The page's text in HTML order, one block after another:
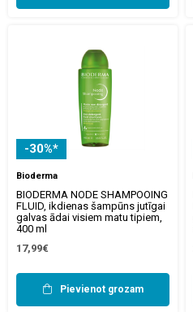
-30%*
Bioderma
BIODERMA NODE SHAMPOOING
FLUID, ikdienas šampūns jutīgai
galvas ādai visiem matu tipiem,
400 ml
17,99€
Pievienot grozam